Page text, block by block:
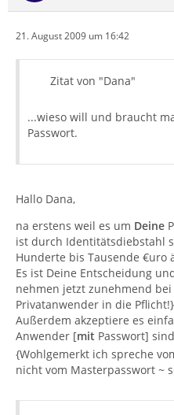
21. August 2009 um 16:42
Zitat von "Dana"
...wieso will und braucht
Passwort.
Hallo Dana,
na erstens weil es um Deine
ist durch Identitätsdiebstahl
Hunderte bis Tausende €uro
Es ist Deine Entscheidung
nehmen jetzt zunehmend
Privatanwender in die Pflicht!}
Außerdem akzeptiere es
Anwender [mit Passwort]
{Wohlgemerkt ich spreche
nicht vom Masterpasswort ~